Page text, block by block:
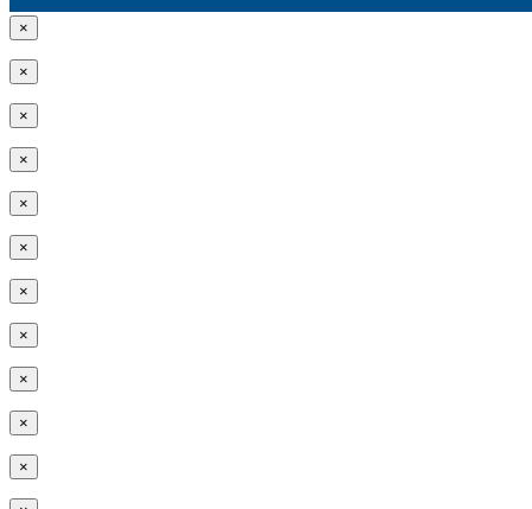
×
×
×
×
×
×
×
×
×
×
×